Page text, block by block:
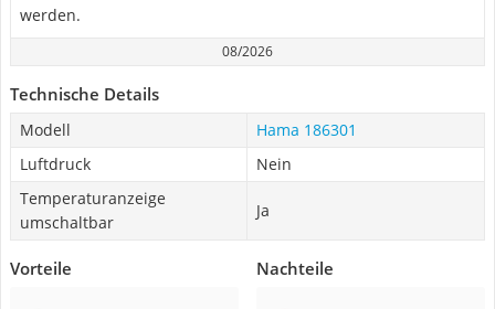
werden.
08/2026
Technische Details
Modell
Hama 186301
Luftdruck
Nein
Temperaturanzeige
umschaltbar
Ja
Vorteile Nachteile